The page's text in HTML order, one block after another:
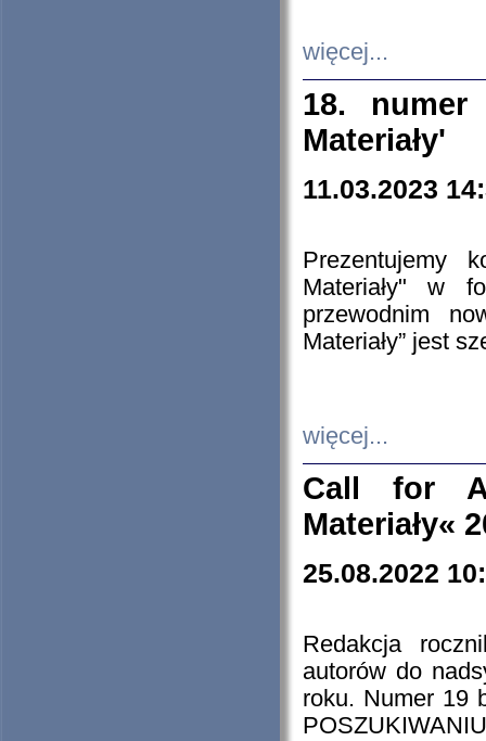
więcej...
18. numer
Materiały'
11.03.2023
Prezentujemy
Materiały" w
przewodnim
Materiały” jest
więcej...
Call for
Materiały«
25.08.2022
Redakcja
autorów do
roku. Numer 19